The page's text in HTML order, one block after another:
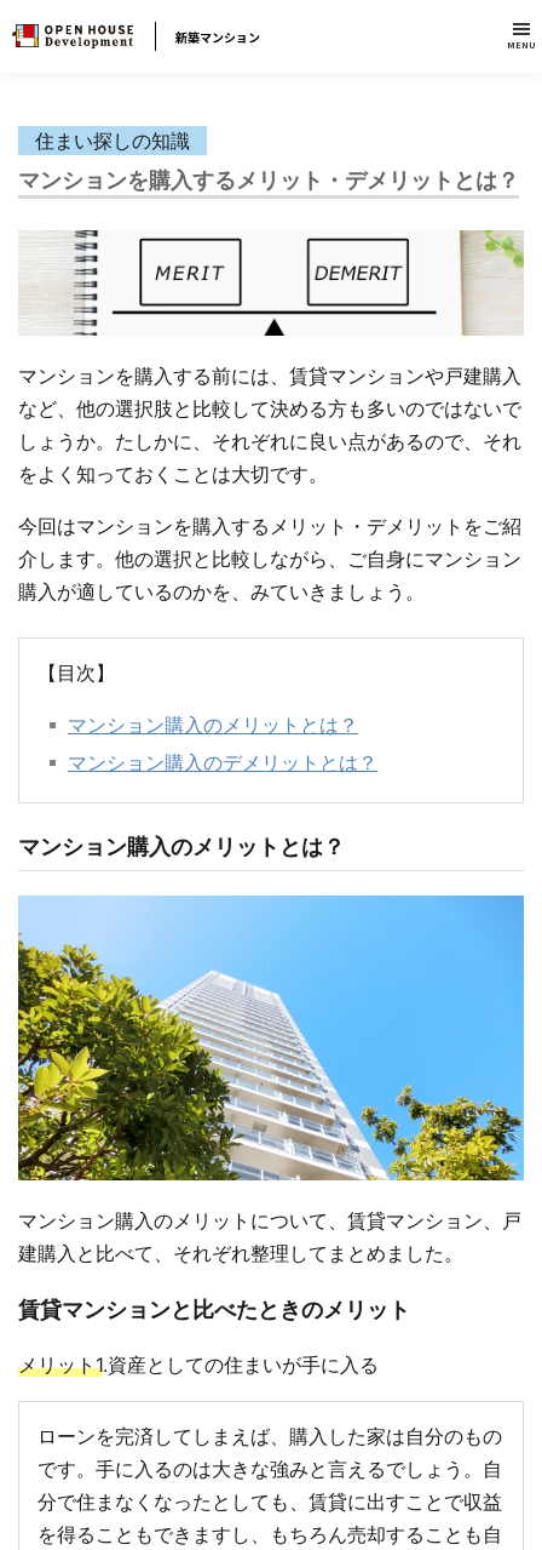
新築マンション MENU
住まい探しの知識
マンションを購入するメリット・デメリットとは？
マンションを購入する前には、賃貸マンションや戸建購入
など、他の選択肢と比較して決める方も多いのではないで
しょうか。たしかに、それぞれに良い点があるので、それ
をよく知っておくことは大切です。
今回はマンションを購入するメリット・デメリットをご紹
介します。他の選択と比較しながら、ご自身にマンション
購入が適しているのかを、みていきましょう。
【目次】
マンション購入のメリットとは？
マンション購入のデメリットとは？
マンション購入のメリットとは？
マンション購入のメリットについて、賃貸マンション、戸
建購入と比べて、それぞれ整理してまとめました。
賃貸マンションと比べたときのメリット
メリット1.資産としての住まいが手に入る
ローンを完済してしまえば、購入した家は自分のもの
です。手に入るのは大きな強みと言えるでしょう。自
分で住まなくなったとしても、賃貸に出すことで収益
を得ることもできますし、もちろん売却することも自